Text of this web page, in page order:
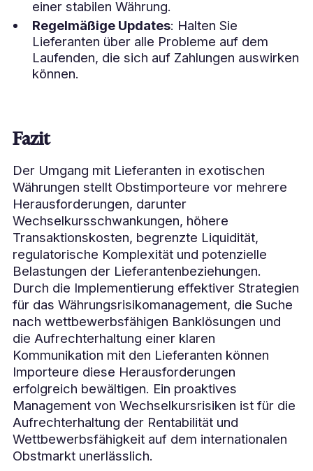
einer stabilen Währung.
Regelmäßige Updates: Halten Sie
Lieferanten über alle Probleme auf dem
Laufenden, die sich auf Zahlungen auswirken
können.
Fazit
Der Umgang mit Lieferanten in exotischen
Währungen stellt Obstimporteure vor mehrere
Herausforderungen, darunter
Wechselkursschwankungen, höhere
Transaktionskosten, begrenzte Liquidität,
regulatorische Komplexität und potenzielle
Belastungen der Lieferantenbeziehungen.
Durch die Implementierung effektiver Strategien
für das Währungsrisikomanagement, die Suche
nach wettbewerbsfähigen Banklösungen und
die Aufrechterhaltung einer klaren
Kommunikation mit den Lieferanten können
Importeure diese Herausforderungen
erfolgreich bewältigen. Ein proaktives
Management von Wechselkursrisiken ist für die
Aufrechterhaltung der Rentabilität und
Wettbewerbsfähigkeit auf dem internationalen
Obstmarkt unerlässlich.